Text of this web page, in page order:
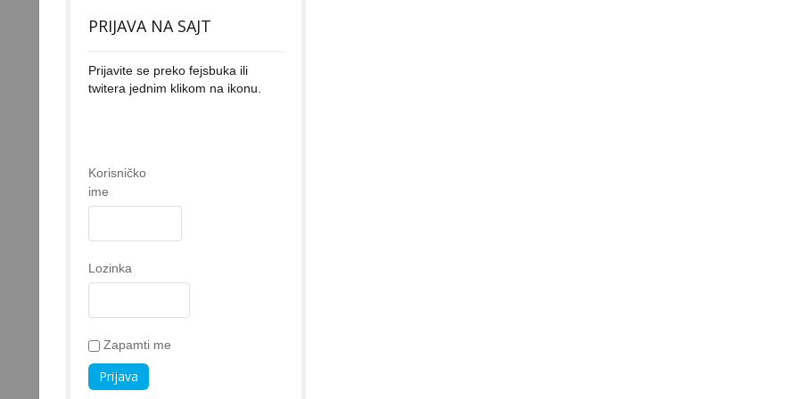
PRIJAVA NA SAJT
Prijavite se preko fejsbuka ili
twitera jednim klikom na ikonu.
Korisničko
ime
Lozinka
Zapamti me